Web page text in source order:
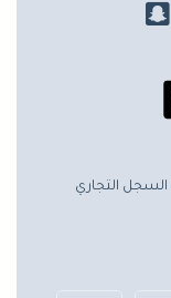
السجل التجاري